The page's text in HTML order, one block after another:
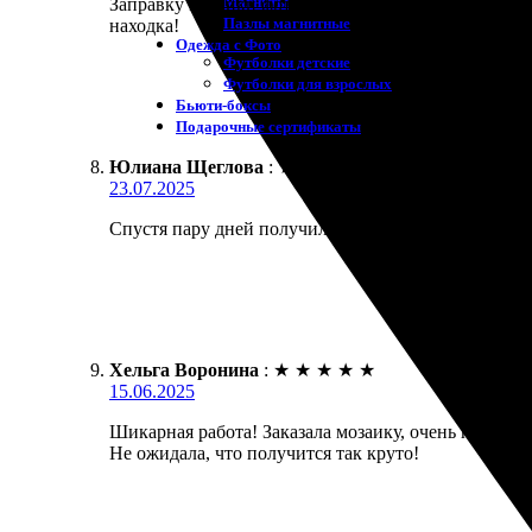
Пазлы магнитные
Одежда с Фото
Футболки детские
Футболки для взрослых
Бьюти-боксы
Подарочные сертификаты
Заправку мозаики фотками сделала для подарка
находка!
Юлиана Щеглова : ★
23.07.2025
Спустя пару дней получила свою мозаику.
Хельга Воронина : ★ ★ ★ ★ ★
15.06.2025
Шикарная работа! Заказала мозаику, очень
Не ожидала, что получится так круто!